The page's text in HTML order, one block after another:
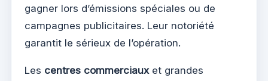
gagner lors d’émissions spéciales ou de
campagnes publicitaires. Leur notoriété
garantit le sérieux de l’opération.
Les centres commerciauxet grandes